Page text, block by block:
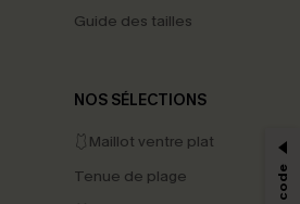
Guide des tailles
NOS SÉLECTIONS
🩱Maillot ventre plat
Tenue de plage
DE -15%
2 Achetés par E-mail
valable une seule fois.